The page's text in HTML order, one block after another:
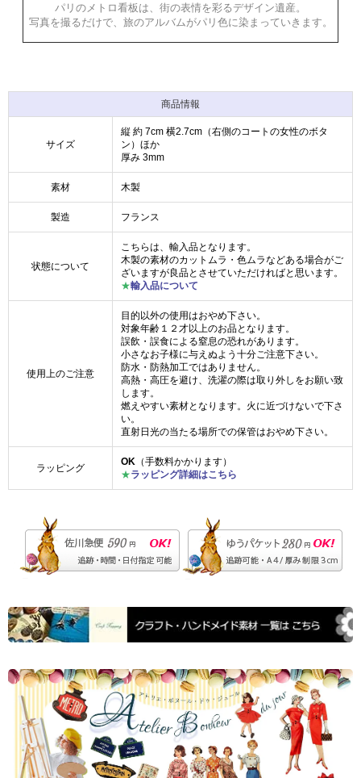
パリのメトロ看板は、街の表情を彩るデザイン遺産。
写真を撮るだけで、旅のアルバムがパリ色に染まっていきます。
商品情報
サイズ
縦 約 7cm 横2.7cm（右側のコートの女性のボタ
ン）ほか
厚み 3mm
素材 木製
製造 フランス
状態について
こちらは、輸入品となります。
木製の素材のカットムラ・色ムラなどある場合がご
ざいますが良品とさせていただければと思います。
★輸入品について
使用上のご注意
目的以外の使用はおやめ下さい。
対象年齢１２才以上のお品となります。
誤飲・誤食による窒息の恐れがあります。
小さなお子様に与えぬよう十分ご注意下さい。
防水・防熱加工ではありません。
高熱・高圧を避け、洗濯の際は取り外しをお願い致
します。
燃えやすい素材となります。火に近づけないで下さ
い。
直射日光の当たる場所での保管はおやめ下さい。
ラッピング
OK （手数料かかります）
★ラッピング詳細はこちら